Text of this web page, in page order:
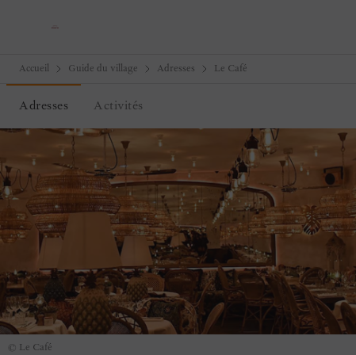
Accueil Guide du village Adresses Le Café
Adresses Activités
© Le Café